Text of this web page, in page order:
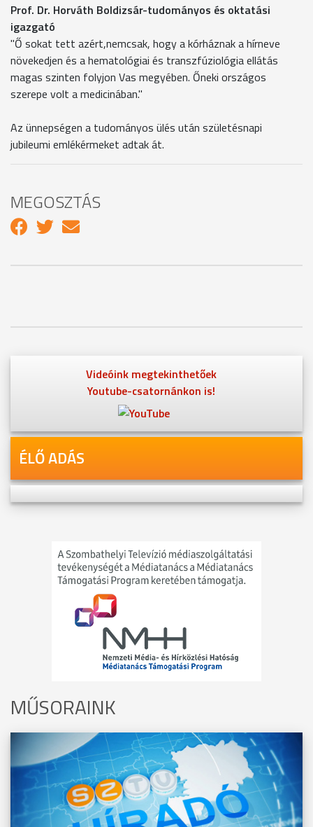
Prof. Dr. Horváth Boldizsár-tudományos és oktatási
igazgató
"Ő sokat tett azért,nemcsak, hogy a kórháznak a hírneve
növekedjen és a hematológiai és transzfúziológia ellátás
magas szinten folyjon Vas megyében. Őneki országos
szerepe volt a medicinában."
Az ünnepségen a tudományos ülés után születésnapi
jubileumi emlékérmeket adtak át.
MEGOSZTÁS
Videóink megtekinthetőek
Youtube-csatornánkon is!
ÉLŐ ADÁS
MŰSORAINK